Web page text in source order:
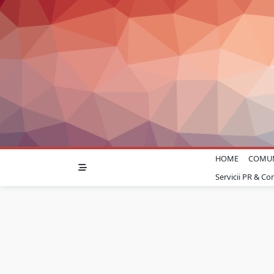
Skip
to
content
HOME
Servicii PR &